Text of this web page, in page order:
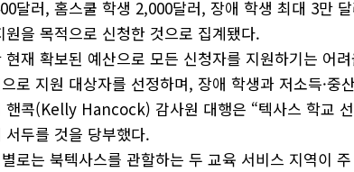
달러, 홈스쿨 학생 2,000달러, 장애 학생 최대 3만
원을 목적으로 신청한 것으로 집계됐다.
현재 확보된 예산으로 모든 신청자를 지원하기는 어
로 지원 대상자를 선정하며, 장애 학생과 저소득·
핸콕(Kelly Hancock) 감사원 대행은 “텍사스 학교
서두를 것을 당부했다.
로는 북텍사스를 관할하는 두 교육 서비스 지역이